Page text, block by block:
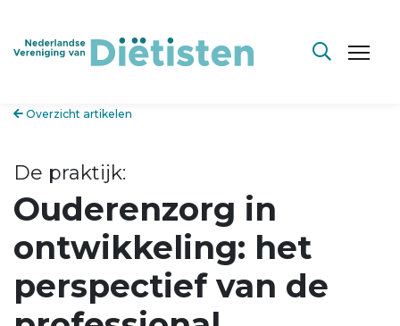
Overzicht artikelen
De praktijk:
Ouderenzorg in
ontwikkeling: het
perspectief van de